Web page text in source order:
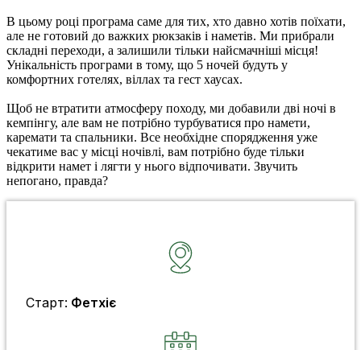
В цьому році програма саме для тих, хто давно хотів поїхати,
але не готовий до важких рюкзаків і наметів. Ми прибрали
складні переходи, а залишили тільки найсмачніші місця!
Унікальність програми в тому, що 5 ночей будуть у
комфортних готелях, віллах та гест хаусах.
Щоб не втратити атмосферу походу, ми добавили дві ночі в
кемпінгу, але вам не потрібно турбуватися про намети,
каремати та спальники. Все необхідне спорядження уже
чекатиме вас у місці ночівлі, вам потрібно буде тільки
відкрити намет і лягти у нього відпочивати. Звучить
непогано, правда?
Старт: Фетхіє